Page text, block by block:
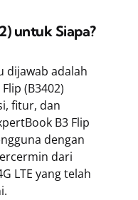
untuk Siapa?
dijawab adalah
(B3402)
fitur, dan
B3 Flip
dengan
dari
LTE yang telah